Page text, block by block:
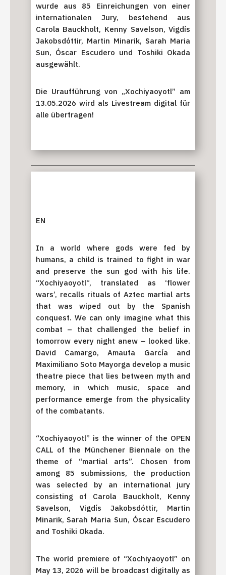
wurde aus 85 Einreichungen von einer
internationalen Jury, bestehend aus
Carola Bauckholt, Kenny Savelson, Vigdís
Jakobsdóttir, Martin Minarik, Sarah Maria
Sun, Óscar Escudero und Toshiki Okada
ausgewählt.
Die Uraufführung von „Xochiyaoyotl” am
13.05.2026 wird als Livestream digital für
alle übertragen!
EN
In a world where gods were fed by
humans, a child is trained to fight in war
and preserve the sun god with his life.
“Xochiyaoyotl“, translated as ‘flower
wars’, recalls rituals of Aztec martial arts
that was wiped out by the Spanish
conquest. We can only imagine what this
combat – that challenged the belief in
tomorrow every night anew – looked like.
David Camargo, Amauta García and
Maximiliano Soto Mayorga develop a music
theatre piece that lies between myth and
memory, in which music, space and
performance emerge from the physicality
of the combatants.
“Xochiyaoyotl” is the winner of the OPEN
CALL of the Münchener Biennale on the
theme of “martial arts”. Chosen from
among 85 submissions, the production
was selected by an international jury
consisting of Carola Bauckholt, Kenny
Savelson, Vigdís Jakobsdóttir, Martin
Minarik, Sarah Maria Sun, Óscar Escudero
and Toshiki Okada.
The world premiere of “Xochiyaoyotl” on
May 13, 2026 will be broadcast digitally as